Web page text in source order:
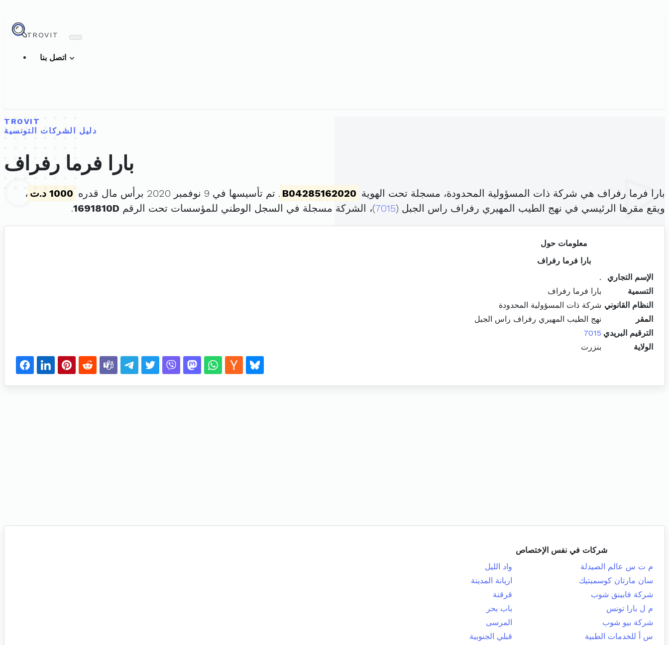
TROVIT
TROVIT
دليل الشركات التونسية
بارا فرما رفراف
بارا فرما رفراف هي شركة ذات المسؤولية المحدودة، مسجلة تحت الهوية B04285162020 . تم تأسيسها في 9 نوفمبر 2020 برأس مال قدره 1000 د.ت
،
ويقع مقرها الرئيسي في نهج الطيب المهيري رفراف راس الجبل (7015)، الشركة مسجلة في السجل الوطني للمؤسسات تحت الرقم 1691810D
.
معلومات حول
بارا فرما رفراف
الإسم التجاري
.
التسمية
بارا فرما رفراف
النظام القانوني شركة ذات المسؤولية المحدودة
المقر
نهج الطيب المهيري رفراف راس الجبل
الترقيم البريدي 7015
الولاية
بنزرت
شركات في نفس الإختصاص
م ت س عالم الصيدلة
واد الليل
سان مارتان كوسميتيك
اريانة المدينة
شركة فابينق شوب
قرقنة
م ل بارا تونس
باب بحر
شركة بيو شوب
المرسى
س أ للخدمات الطبية
قبلي الجنوبية